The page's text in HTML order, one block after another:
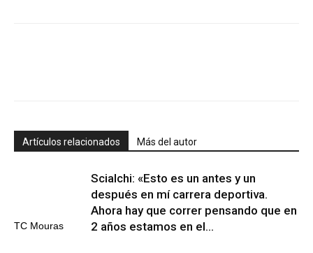
Artículos relacionados Más del autor
TC Mouras
Scialchi: «Esto es un antes y un
después en mí carrera deportiva.
Ahora hay que correr pensando que en
2 años estamos en el...